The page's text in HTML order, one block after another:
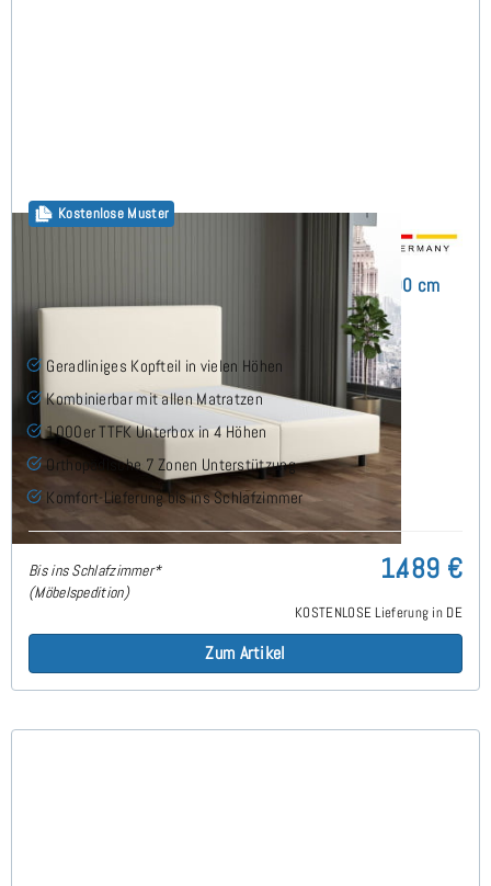
Kostenlose Muster
Arminius Boxspringbett ohne Matratze 180x200 cm
Geradliniges Kopfteil in vielen Höhen
Kombinierbar mit allen Matratzen
1000er TTFK Unterbox in 4 Höhen
Orthopädische 7 Zonen Unterstützung
Komfort-Lieferung bis ins Schlafzimmer
Bis ins Schlafzimmer*
(Möbelspedition)
1.489 €
KOSTENLOSE Lieferung in DE
Zum Artikel